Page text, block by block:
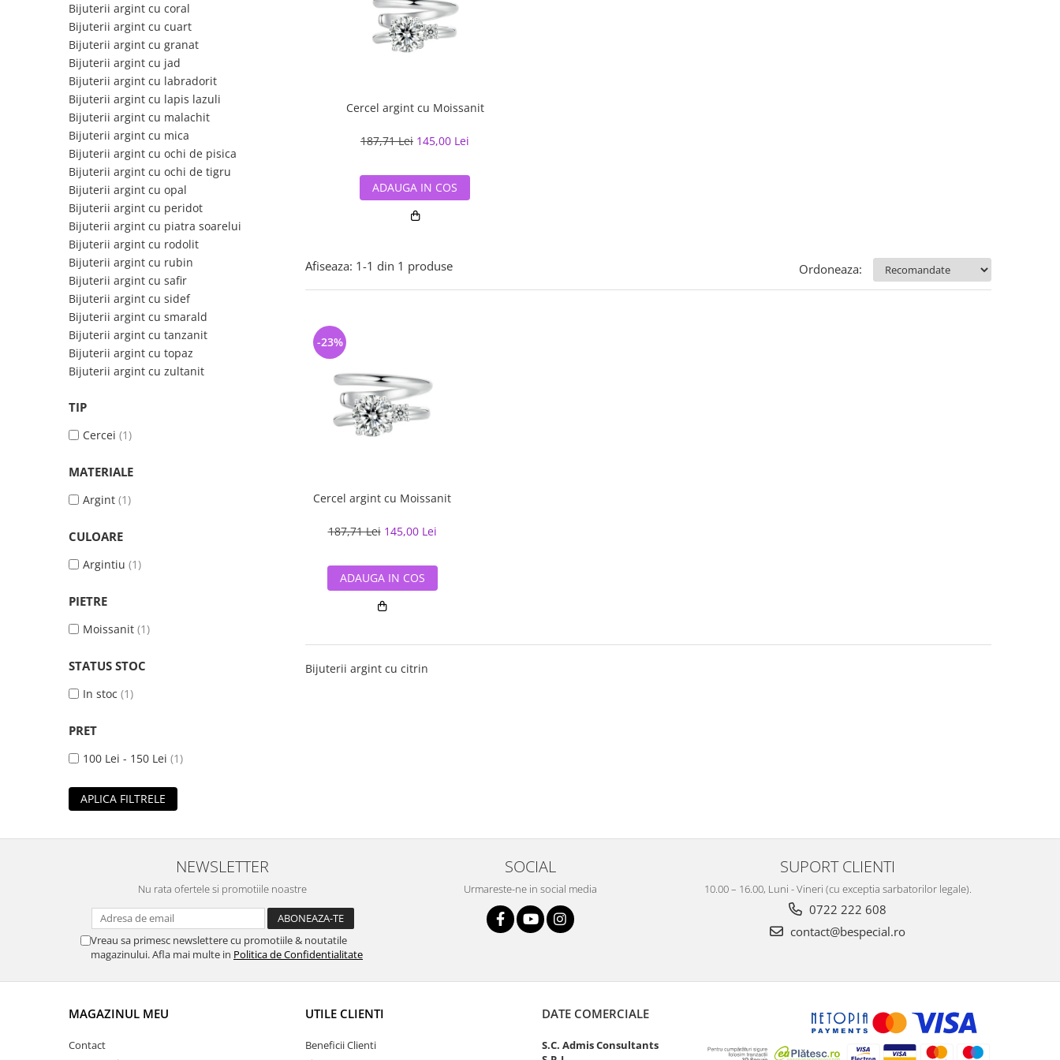
semipretioase
Bijuterii argint placat cu aur
Bijuterii argint cu diverse
Bijuterii argint cu murano
Bijuterii de Lux
Bijuterii gotice si rock
Bijuterii Handmade
Bijuterii fantezie
Casete si cutii de bijuterii
Bijuterii tungsten
Accesorii Piele
Solutii si lavete de curatare
bijuterii argint
Bijuterii argint cu coral
Bijuterii argint cu cuart
Bijuterii argint cu granat
Bijuterii argint cu jad
Bijuterii argint cu labradorit
Bijuterii argint cu lapis lazuli
Bijuterii argint cu malachit
Bijuterii argint cu mica
Bijuterii argint cu ochi de pisica
Bijuterii argint cu ochi de tigru
Bijuterii argint cu opal
Bijuterii argint cu peridot
Bijuterii argint cu piatra soarelui
Bijuterii argint cu rodolit
Bijuterii argint cu rubin
Bijuterii argint cu safir
Bijuterii argint cu sidef
Bijuterii argint cu smarald
Bijuterii argint cu tanzanit
Bijuterii argint cu topaz
Bijuterii argint cu zultanit
TIP
Cercei (1)
MATERIALE
Argint (1)
CULOARE
Argintiu (1)
PIETRE
Moissanit (1)
STATUS STOC
In stoc (1)
PRET
100 Lei - 150 Lei (1)
APLICA FILTRELE
Cercel argint cu Moissanit
187,71 Lei 145,00 Lei
ADAUGA IN COS
Afiseaza: 1-1 din 1 produse Ordoneaza:
Cercel argint cu Moissanit
187,71 Lei 145,00 Lei
-23%
ADAUGA IN COS
Bijuterii argint cu citrin
NEWSLETTER
Nu rata ofertele si promotiile noastre
Vreau sa primesc newslettere cu promotiile & noutatile
magazinului. Afla mai multe in Politica de Confidentialitate
SOCIAL
Urmareste-ne in social media
SUPORT CLIENTI
10.00 – 16.00, Luni - Vineri (cu exceptia sarbatorilor legale).
0722 222 608
contact@bespecial.ro
MAGAZINUL MEU
Contact
UTILE CLIENTI
Beneficii Clienti
DATE COMERCIALE
S.C. Admis Consultants